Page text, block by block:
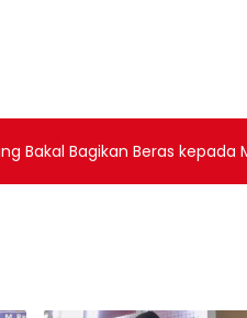
Bakal Bagikan Beras kepada